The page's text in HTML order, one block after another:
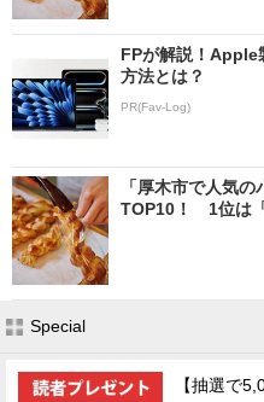
FPが解説！Apple
方法とは？
PR(Fav-Log)
「厚木市で人気
TOP10！ 1位は
Special
【抽選で